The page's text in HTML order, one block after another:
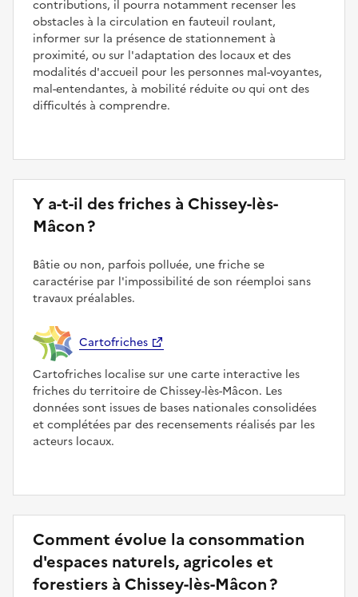
contributions, il pourra notamment recenser les
obstacles à la circulation en fauteuil roulant,
informer sur la présence de stationnement à
proximité, ou sur l'adaptation des locaux et des
modalités d'accueil pour les personnes mal-voyantes,
mal-entendantes, à mobilité réduite ou qui ont des
difficultés à comprendre.
Y a-t-il des friches à Chissey-lès-
Mâcon ?
Bâtie ou non, parfois polluée, une friche se
caractérise par l'impossibilité de son réemploi sans
travaux préalables.
Cartofriches
Cartofriches localise sur une carte interactive les
friches du territoire de Chissey-lès-Mâcon. Les
données sont issues de bases nationales consolidées
et complétées par des recensements réalisés par les
acteurs locaux.
Comment évolue la consommation
d'espaces naturels, agricoles et
forestiers à Chissey-lès-Mâcon ?